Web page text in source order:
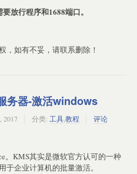
放行程序和1688端口。
，如有不妥，请联系删除！
务器-激活windows
2017 分类: 工具,教程 评论
。KMS其实是微软官方认可的一种
企业计算机的批量激活。